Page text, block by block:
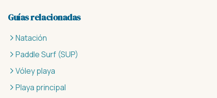
Guías relacionadas
Natación
Paddle Surf (SUP)
Vóley playa
Playa principal